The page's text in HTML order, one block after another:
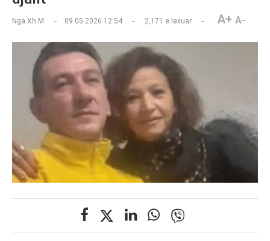
Nga Xh M 09.05.2026 12:54 2,171 e lexuar A+ A-